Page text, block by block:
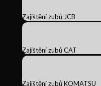
Zajištění zubů JCB
Zajištění zubů CAT
Zajištění zubů KOMATSU